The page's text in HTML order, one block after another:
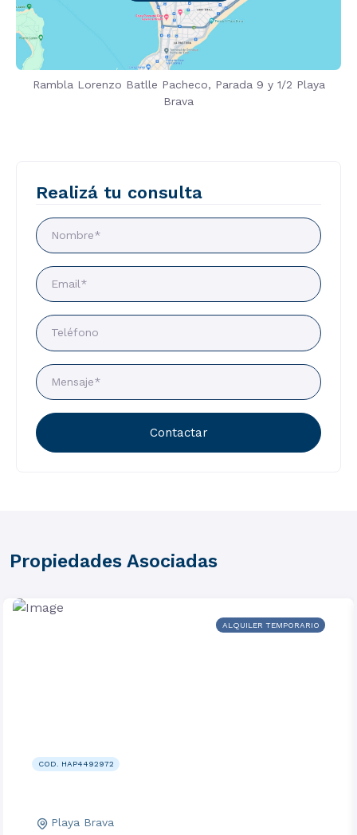
Rambla Lorenzo Batlle Pacheco, Parada 9 y 1/2 Playa
Brava
Realizá tu consulta
Contactar
Propiedades Asociadas
ALQUILER TEMPORARIO
COD. HAP4492972
Playa Brava